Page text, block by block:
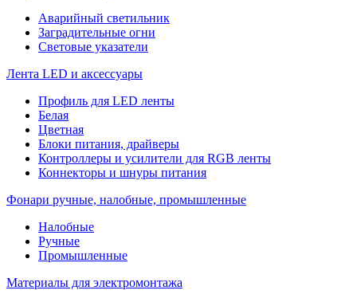
Аварийный светильник
Заградительные огни
Световые указатели
Лента LED и аксессуары
Профиль для LED ленты
Белая
Цветная
Блоки питания, драйверы
Контроллеры и усилители для RGB ленты
Коннекторы и шнуры питания
Фонари ручные, налобные, промышленные
Налобные
Ручные
Промышленные
Материалы для электромонтажа